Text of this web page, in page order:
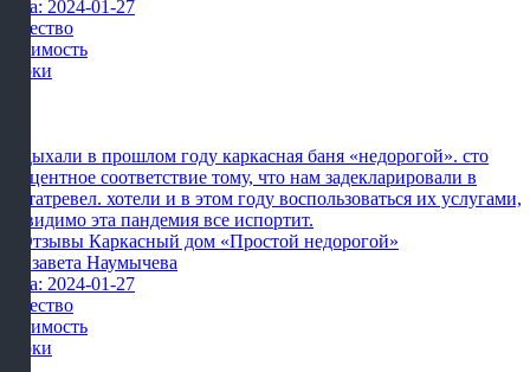
Дата: 2024-01-27
Качество
Стоимость
Сроки
Отдыхали в прошлом году каркасная баня «недорогой». сто
процентное соответствие тому, что нам задекларировали в
картатревел. хотели и в этом году воспользоваться их услугами,
но видимо эта пандемия все испортит.
Елизавета Наумычева
Дата: 2024-01-27
Качество
Стоимость
Сроки